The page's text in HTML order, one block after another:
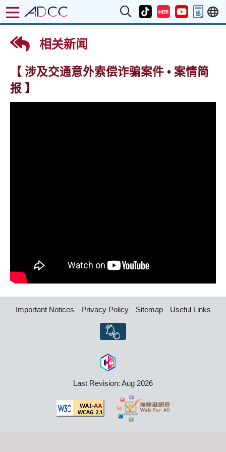
相关新闻
【 涉及交通意外索偿诈骗案件 • 案情简
报 】
Important Notices Privacy Policy Sitemap Useful Links
Last Revision: Aug 2026